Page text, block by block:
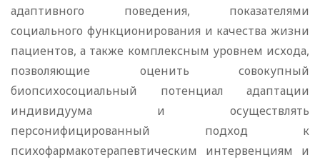
адаптивного поведения, показателями
социального функционирования и качества жизни
пациентов, а также комплексным уровнем исхода,
позволяющие оценить совокупный
биопсихосоциальный потенциал адаптации
индивидуума и осуществлять
персонифицированный подход к
психофармакотерапевтическим интервенциям и